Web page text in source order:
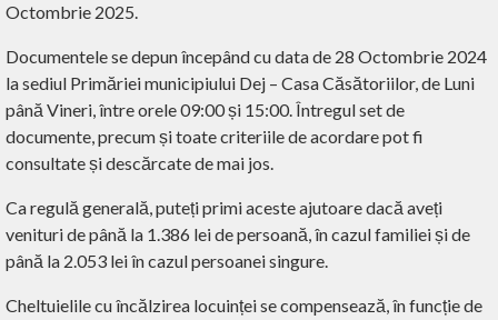
Octombrie 2025.
Documentele se depun începând cu data de 28 Octombrie 2024
la sediul Primăriei municipiului Dej – Casa Căsătoriilor, de Luni
până Vineri, între orele 09:00 și 15:00. Întregul set de
documente, precum și toate criteriile de acordare pot fi
consultate și descărcate de mai jos.
Ca regulă generală, puteți primi aceste ajutoare dacă aveți
venituri de până la 1.386 lei de persoană, în cazul familiei și de
până la 2.053 lei în cazul persoanei singure.
Cheltuielile cu încălzirea locuinței se compensează, în funcție de